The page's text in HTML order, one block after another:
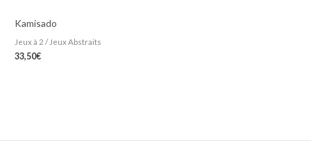
Kamisado
Jeux à 2 / Jeux Abstraits
33,50€